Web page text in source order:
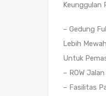
Keunggulan
– Gedung
Lebih
Untuk
– ROW
– Fasilitas